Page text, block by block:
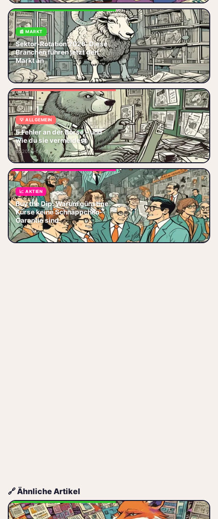
📰 MARKT
Sektor-Rotation 2026: Diese
Branchen führen jetzt den
Markt an
📅 2026-06-05
Sektor-Rotation 2026: DAX bei
24 974 Punkten, NASDAQ
+2,3 % dank KI, Kupfer
9 450 USD/T (6‑Monats‑Tief) –
die Branchen,
💡 ALLGEMEIN
5 Fehler an der Börse – und
wie du sie vermeidest
📅 2026-06-13
5 Börsenfehler 2026: KI-Hype-
Falle, Zinswende-Panik,
Recency Bias, Neo-Broker-
Kosten – und wie Du sie
vermeidest.
📈 AKTIEN
Buy the Dip: Warum günstige
Kurse keine Schnäppchen-
Garantie sind
📅 2026-06-05
Buy the Dip: Lerne, wann
niedrige Kurse echte Chancen
sind und wie du Fehlkäufe
vermeidest – jetzt lesen und
klug invest
🔗 Ähnliche Artikel